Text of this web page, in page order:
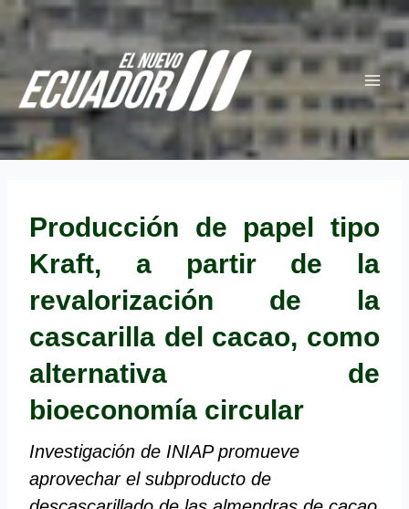
al
contenido
Main
Menu
Producción de papel tipo
Kraft, a partir de la
revalorización de la
cascarilla del cacao, como
alternativa de
bioeconomía circular
Investigación de INIAP promueve
aprovechar el subproducto de
Navegación
de
entradas